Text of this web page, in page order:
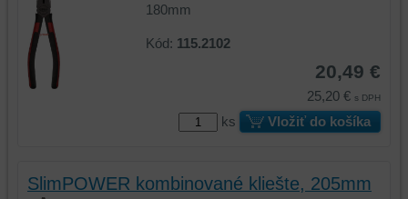
180mm
Kód: 115.2102
20,49 €
25,20 € s DPH
ks Vložiť do košíka
SlimPOWER kombinované kliešte, 205mm